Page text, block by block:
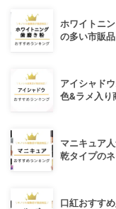
ホワイトニ
の多い市販
アイシャド
色&ラメ入り
マニキュア
乾タイプの
口紅おすす